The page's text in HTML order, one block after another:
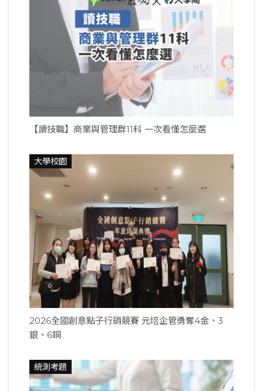
【讀技職】商業與管理群11科 一次看懂怎麼選
大學校園
2026全國創意點子行銷競賽 元培企管勇奪4金、3
銀、6銅
統測考題